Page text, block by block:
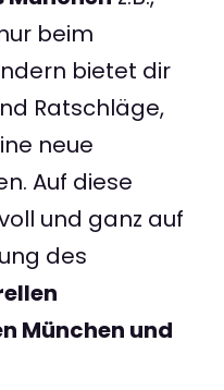
beim
bietet dir
Ratschläge,
neue
Auf diese
und ganz auf
des
München und